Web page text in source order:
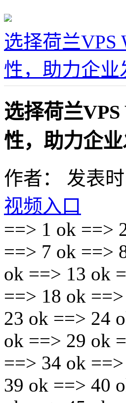
选择荷兰VPS
性，助力企业
选择荷兰
性，助力企
作者：
发表
视频入口
==> 1 ok ==>
==> 7 ok ==>
ok ==> 13 ok
==> 18 ok
23 ok ==> 24
ok ==> 29 ok
==> 34 ok
39 ok ==> 40